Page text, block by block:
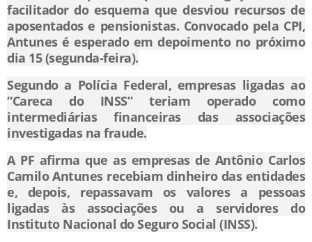
facilitador do esquema que desviou recursos de
aposentados e pensionistas. Convocado pela CPI,
Antunes é esperado em depoimento no próximo
dia 15 (segunda-feira).
Segundo a Polícia Federal, empresas ligadas ao
“Careca do INSS” teriam operado como
intermediárias financeiras das associações
investigadas na fraude.
A PF afirma que as empresas de Antônio Carlos
Camilo Antunes recebiam dinheiro das entidades
e, depois, repassavam os valores a pessoas
ligadas às associações ou a servidores do
Instituto Nacional do Seguro Social (INSS).